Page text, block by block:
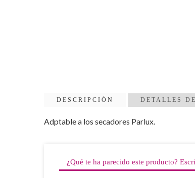
DESCRIPCIÓN DETALLES
Adptable a los secadores Parlux.
¿Qué te ha parecido este producto?